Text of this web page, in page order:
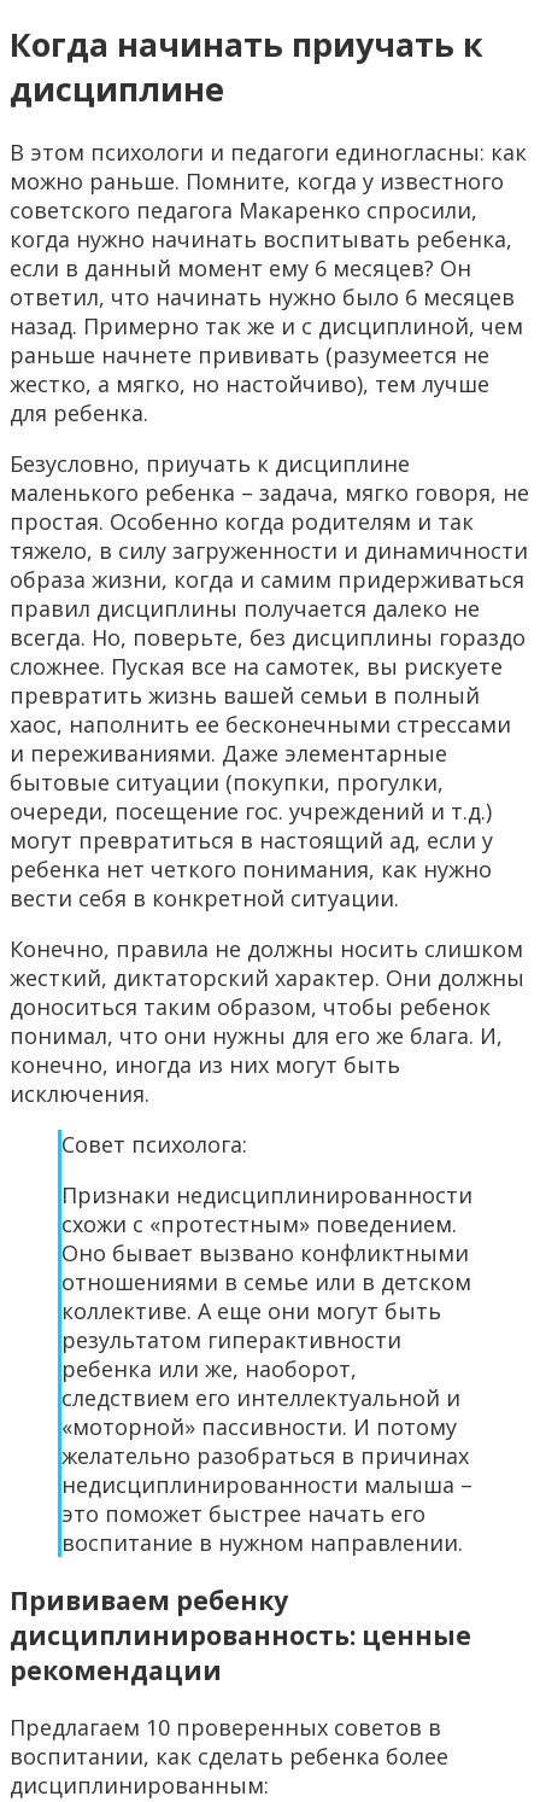
Когда начинать приучать к
дисциплине
В этом психологи и педагоги единогласны: как
можно раньше. Помните, когда у известного
советского педагога Макаренко спросили,
когда нужно начинать воспитывать ребенка,
если в данный момент ему 6 месяцев? Он
ответил, что начинать нужно было 6 месяцев
назад. Примерно так же и с дисциплиной, чем
раньше начнете прививать (разумеется не
жестко, а мягко, но настойчиво), тем лучше
для ребенка.
Безусловно, приучать к дисциплине
маленького ребенка – задача, мягко говоря, не
простая. Особенно когда родителям и так
тяжело, в силу загруженности и динамичности
образа жизни, когда и самим придерживаться
правил дисциплины получается далеко не
всегда. Но, поверьте, без дисциплины гораздо
сложнее. Пуская все на самотек, вы рискуете
превратить жизнь вашей семьи в полный
хаос, наполнить ее бесконечными стрессами
и переживаниями. Даже элементарные
бытовые ситуации (покупки, прогулки,
очереди, посещение гос. учреждений и т.д.)
могут превратиться в настоящий ад, если у
ребенка нет четкого понимания, как нужно
вести себя в конкретной ситуации.
Конечно, правила не должны носить слишком
жесткий, диктаторский характер. Они должны
доноситься таким образом, чтобы ребенок
понимал, что они нужны для его же блага. И,
конечно, иногда из них могут быть
исключения.
Совет психолога:
Признаки недисциплинированности
схожи с «протестным» поведением.
Оно бывает вызвано конфликтными
отношениями в семье или в детском
коллективе. А еще они могут быть
результатом гиперактивности
ребенка или же, наоборот,
следствием его интеллектуальной и
«моторной» пассивности. И потому
желательно разобраться в причинах
недисциплинированности малыша –
это поможет быстрее начать его
воспитание в нужном направлении.
Прививаем ребенку
дисциплинированность: ценные
рекомендации
Предлагаем 10 проверенных советов в
воспитании, как сделать ребенка более
дисциплинированным: